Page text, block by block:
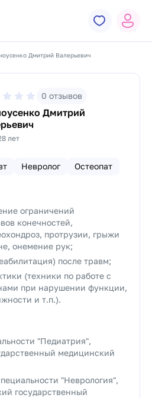
Дмитрий Валерьевич
0 отзывов
Дмитрий
лет
Невролог Остеопат
ограничений
конечностей,
протрузии, грыжи
онемение рук;
после травм;
(техники по работе с
при нарушении функции,
и т.п.).
"Педиатрия",
медицинский
"Неврология",
государственный